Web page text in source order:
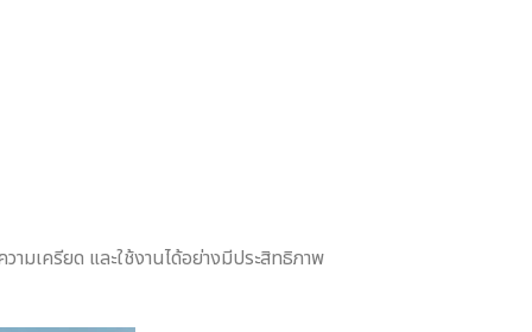
มเครียด และใช้งานได้อย่างมีประสิทธิภาพ